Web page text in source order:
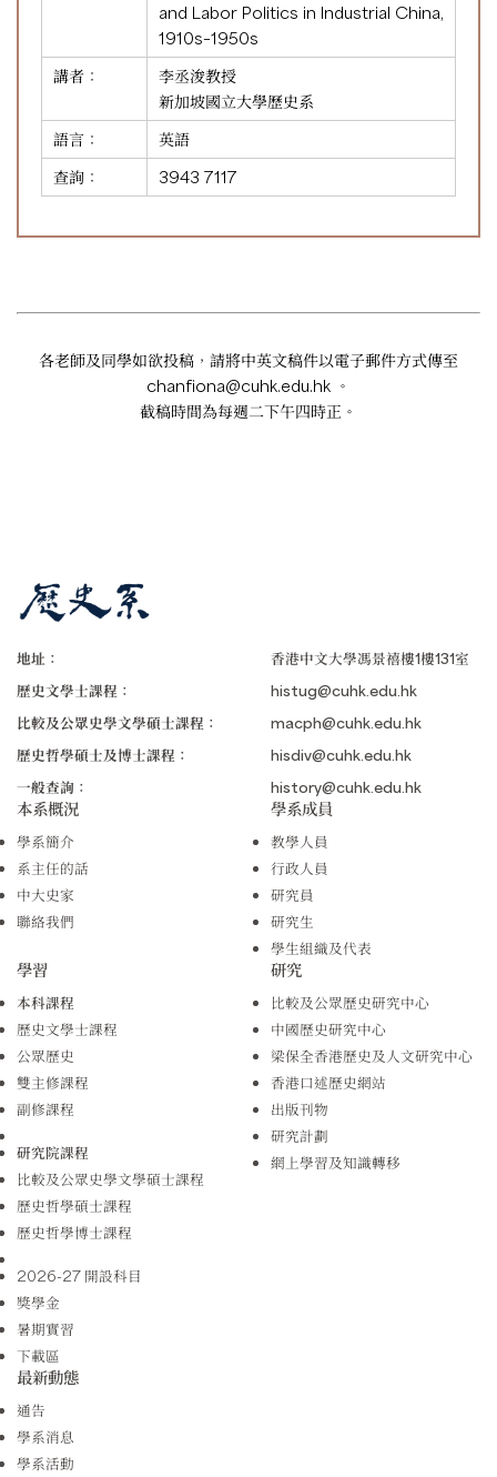
and Labor Politics in Industrial China,
1910s–1950s
講者：
李丞浚教授
新加坡國立大學歷史系
語言：
英語
查詢：
3943 7117
各老師及同學如欲投稿，請將中英文稿件以電子郵件方式傳至
chanfiona@cuhk.edu.hk 。
截稿時間為每週二下午四時正。
地址：
香港中文大學馮景禧樓1樓131室
歷史文學士課程：
histug@cuhk.edu.hk
比較及公眾史學文學碩士課程：
macph@cuhk.edu.hk
歷史哲學碩士及博士課程：
hisdiv@cuhk.edu.hk
一般查詢：
history@cuhk.edu.hk
本系概況
學系簡介
系主任的話
中大史家
聯絡我們
學系成員
教學人員
行政人員
研究員
研究生
學生組織及代表
學習
本科課程
歷史文學士課程
公眾歷史
雙主修課程
副修課程
研究院課程
比較及公眾史學文學碩士課程
歷史哲學碩士課程
歷史哲學博士課程
2026-27 開設科目
獎學金
暑期實習
下載區
研究
比較及公眾歷史研究中心
中國歷史研究中心
梁保全香港歷史及人文研究中心
香港口述歷史網站
出版刊物
研究計劃
網上學習及知識轉移
最新動態
通告
學系消息
學系活動